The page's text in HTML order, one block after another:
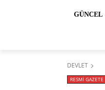
GÜNCEL
DEVLET
RESMİ GAZETE